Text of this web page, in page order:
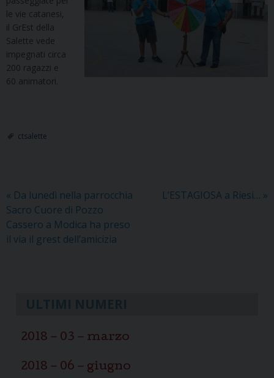
le vie catanesi,
il GrEst della
Salette vede
impegnati circa
200 ragazzi e
60 animatori.
ctsalette
« Da lunedì nella parrocchia
Sacro Cuore di Pozzo
Cassero a Modica ha preso
il via il grest dell’amicizia
L’ESTAGIOSA a Riesi… »
2018 – 03 – marzo
2018 – 06 – giugno